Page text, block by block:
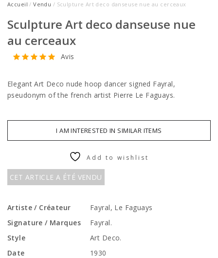
Accueil /Vendu / Sculpture Art deco danseuse nue au cerceaux
Sculpture Art deco danseuse nue
au cerceaux
Avis
Elegant Art Deco nude hoop dancer signed Fayral,
pseudonym of the french artist Pierre Le Faguays.
I AM INTERESTED IN SIMILAR ITEMS
CET ARTICLE A ÉTÉ VENDU
Add to wishlist
Artiste / Créateur
Fayral, Le Faguays
Signature / Marques
Fayral.
Style
Art Deco.
Date
1930